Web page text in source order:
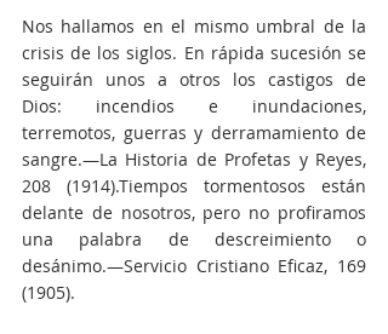
Nos hallamos en el mismo umbral de la
crisis de los siglos. En rápida sucesión se
seguirán unos a otros los castigos de
Dios: incendios e inundaciones,
terremotos, guerras y derramamiento de
sangre.—La Historia de Profetas y Reyes,
208 (1914).Tiempos tormentosos están
delante de nosotros, pero no profiramos
una palabra de descreimiento o
desánimo.—Servicio Cristiano Eficaz, 169
(1905).